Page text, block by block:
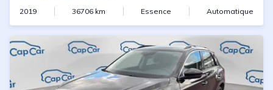
2019 36706 km Essence Automatique